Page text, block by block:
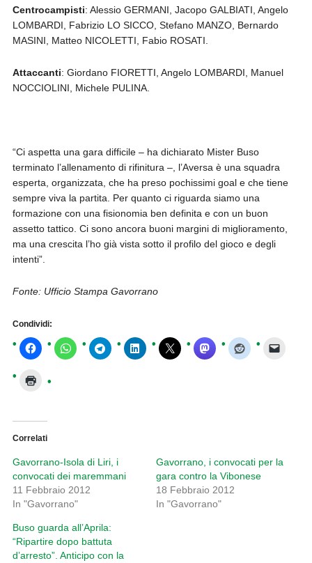
Centrocampisti: Alessio GERMANI, Jacopo GALBIATI, Angelo
LOMBARDI, Fabrizio LO SICCO, Stefano MANZO, Bernardo
MASINI, Matteo NICOLETTI, Fabio ROSATI.
Attaccanti: Giordano FIORETTI, Angelo LOMBARDI, Manuel
NOCCIOLINI, Michele PULINA.
“Ci aspetta una gara difficile – ha dichiarato Mister Buso
terminato l’allenamento di rifinitura –, l’Aversa è una squadra
esperta, organizzata, che ha preso pochissimi goal e che tiene
sempre viva la partita. Per quanto ci riguarda siamo una
formazione con una fisionomia ben definita e con un buon
assetto tattico. Ci sono ancora buoni margini di miglioramento,
ma una crescita l’ho già vista sotto il profilo del gioco e degli
intenti”.
Fonte: Ufficio Stampa Gavorrano
Condividi:
Correlati
Gavorrano-Isola di Liri, i
convocati dei maremmani
11 Febbraio 2012
In "Gavorrano"
Gavorrano, i convocati per la
gara contro la Vibonese
18 Febbraio 2012
In "Gavorrano"
Buso guarda all’Aprila:
“Ripartire dopo battuta
d’arresto”. Anticipo con la